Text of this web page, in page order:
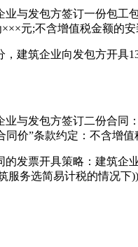
发包方签订一份包工
元;不含增值税金额的
筑企业向发包方开具
发包方签订二份合同
价”条款约定：不含增
票开具策略：建筑企
务选简易计税的情况